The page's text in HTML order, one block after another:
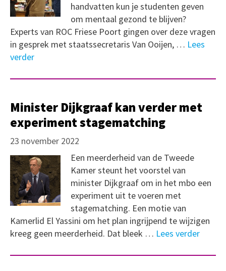
handvatten kun je studenten geven
om mentaal gezond te blijven?
Experts van ROC Friese Poort gingen over deze vragen
in gesprek met staatssecretaris Van Ooijen, … Lees
verder
Minister Dijkgraaf kan verder met
experiment stagematching
23 november 2022
Een meerderheid van de Tweede
Kamer steunt het voorstel van
minister Dijkgraaf om in het mbo een
experiment uit te voeren met
stagematching. Een motie van
Kamerlid El Yassini om het plan ingrijpend te wijzigen
kreeg geen meerderheid. Dat bleek … Lees verder